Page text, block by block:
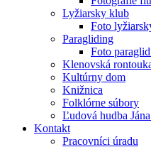
Lyžiarsky klub
Foto
Paragliding
Foto
Klenovská
Kultúrny dom
Knižnica
Folklórne súbory
Ľudová hudba
Kontakt
Pracovníci úradu